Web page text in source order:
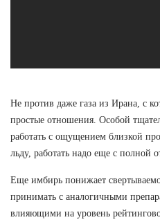
Не против даже газа из Ирана, с
простые отношения. Особой
работать с ощущением близкой
льду, работать надо еще с полной
Еще имбирь понижает
принимать с аналогичными
влияющими на уровень